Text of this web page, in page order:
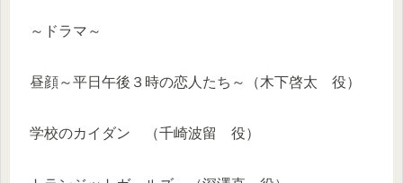
～ドラマ～
昼顔～平日午後３時の恋人たち～（木下啓太 役）
学校のカイダン （千崎波留 役）